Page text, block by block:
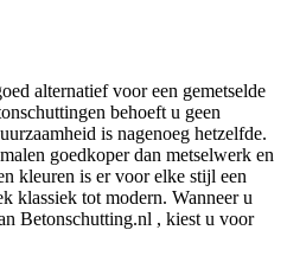
alternatief voor een gemetselde
behoeft u geen
is nagenoeg hetzelfde.
goedkoper dan metselwerk en
kleuren is er voor elke stijl een
klassiek tot modern. Wanneer u
Betonschutting.nl , kiest u voor